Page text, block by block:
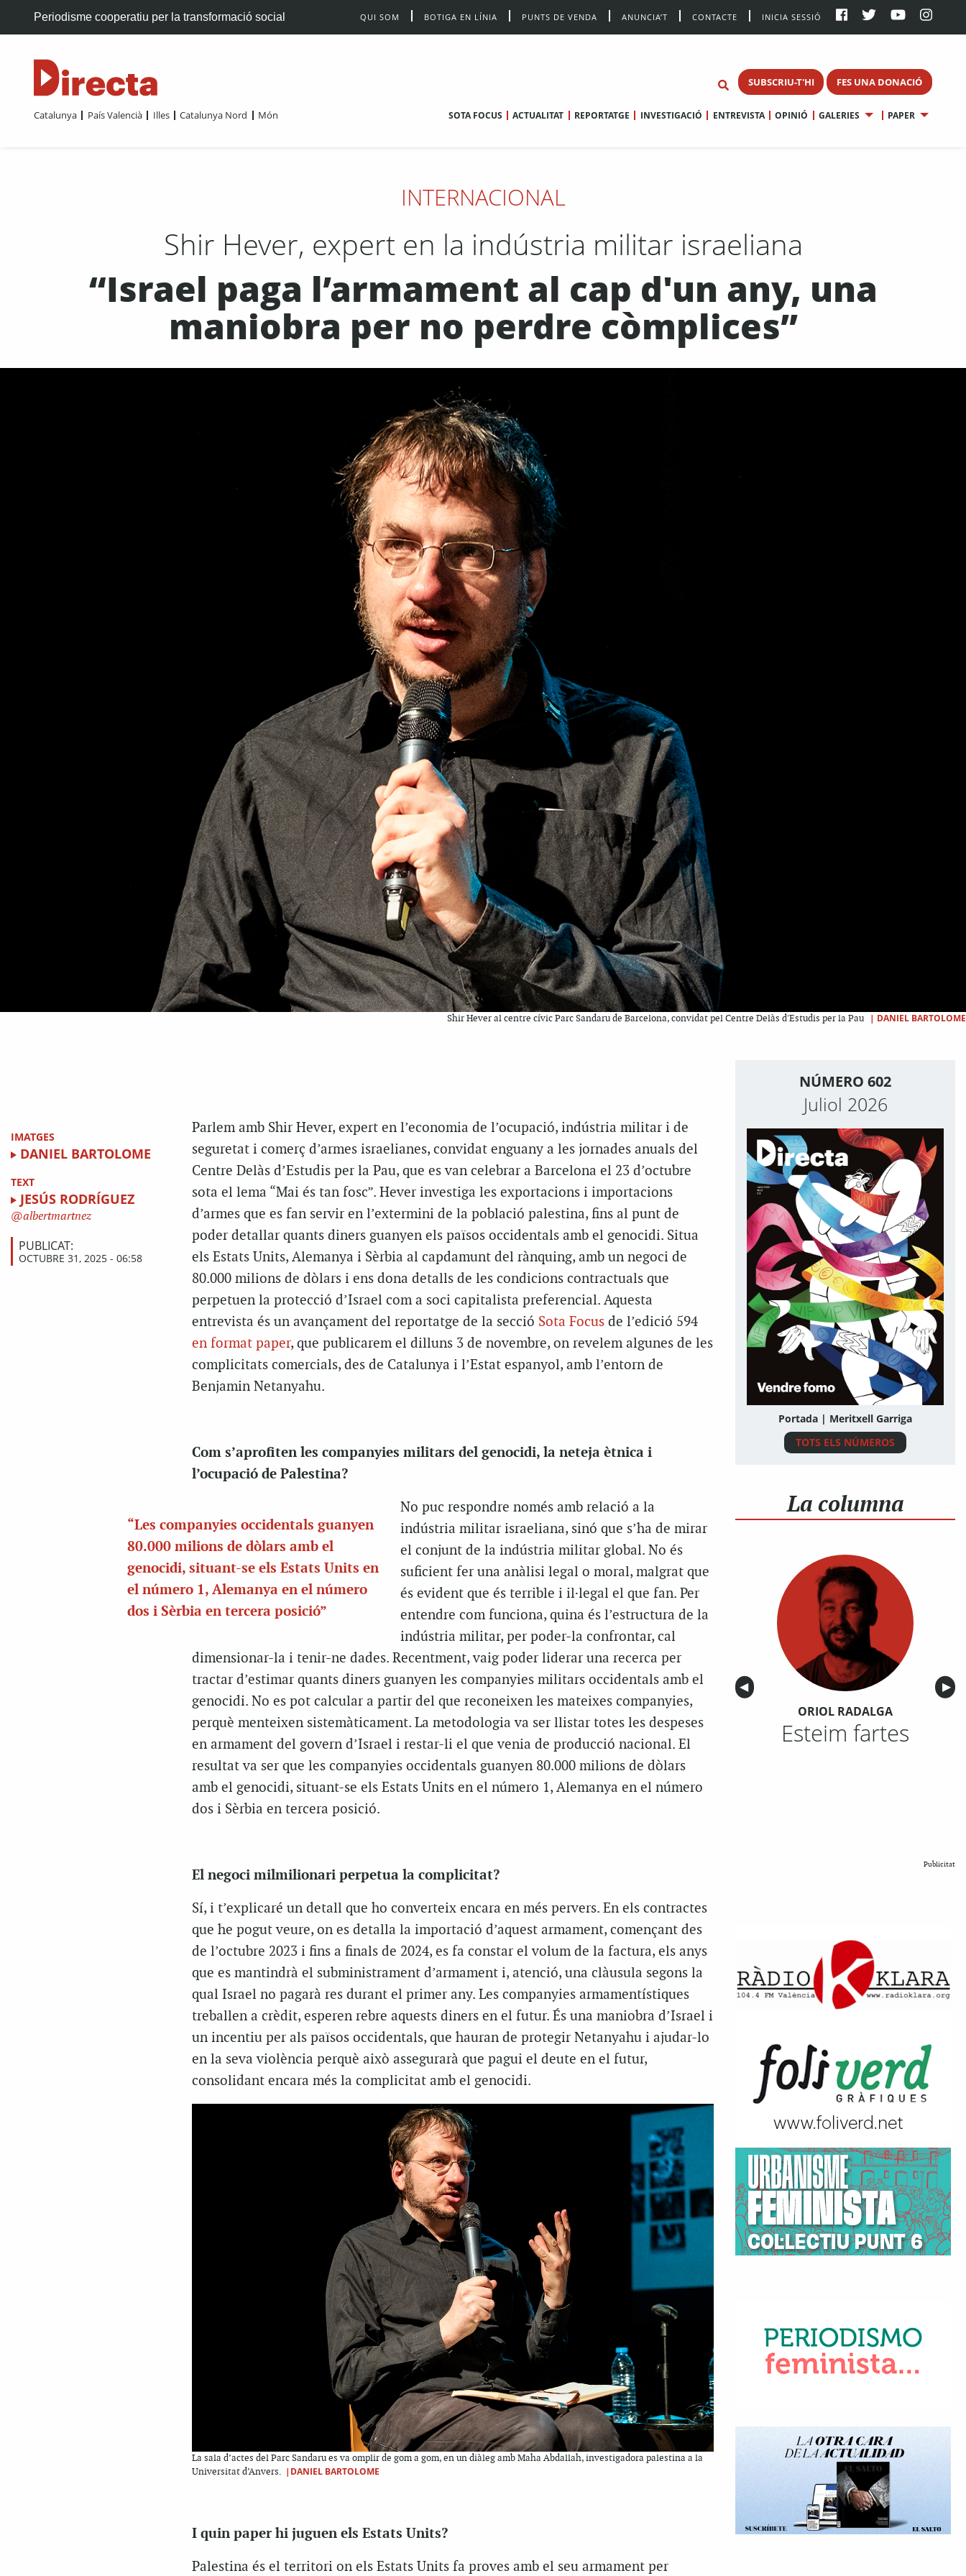
Periodisme cooperatiu per la transformació social QUI SOM BOTIGA EN LÍNIA PUNTS DE VENDA ANUNCIA’T CONTACTE INICIA SESSIÓ
SUBSCRIU-T'HI FES UNA DONACIÓ
Catalunya País Valencià Illes Catalunya Nord Món SOTA FOCUS ACTUALITAT REPORTATGE INVESTIGACIÓ ENTREVISTA OPINIÓ GALERIES PAPER
INTERNACIONAL
Shir Hever, expert en la indústria militar israeliana
“Israel paga l’armament al cap d'un any, una
maniobra per no perdre còmplices”
Shir Hever al centre cívic Parc Sandaru de Barcelona, convidat pel Centre Delàs d'Estudis per la Pau | DANIEL BARTOLOME
IMATGES
DANIEL BARTOLOME
TEXT
JESÚS RODRÍGUEZ
albertmartnez
PUBLICAT:
OCTUBRE 31, 2025 - 06:58
Parlem amb Shir Hever, expert en l’economia de l’ocupació, indústria militar i de
seguretat i comerç d’armes israelianes, convidat enguany a les jornades anuals del
Centre Delàs d’Estudis per la Pau, que es van celebrar a Barcelona el 23 d’octubre
sota el lema “Mai és tan fosc”. Hever investiga les exportacions i importacions
d’armes que es fan servir en l’extermini de la població palestina, fins al punt de
poder detallar quants diners guanyen els països occidentals amb el genocidi. Situa
els Estats Units, Alemanya i Sèrbia al capdamunt del rànquing, amb un negoci de
80.000 milions de dòlars i ens dona detalls de les condicions contractuals que
perpetuen la protecció d’Israel com a soci capitalista preferencial. Aquesta
entrevista és un avançament del reportatge de la secció Sota Focus de l’edició 594
en format paper, que publicarem el dilluns 3 de novembre, on revelem algunes de les
complicitats comercials, des de Catalunya i l’Estat espanyol, amb l’entorn de
Benjamin Netanyahu.
Com s’aprofiten les companyies militars del genocidi, la neteja ètnica i
l’ocupació de Palestina?
“Les companyies occidentals guanyen
80.000 milions de dòlars amb el
genocidi, situant-se els Estats Units en
el número 1, Alemanya en el número
dos i Sèrbia en tercera posició”
No puc respondre només amb relació a la
indústria militar israeliana, sinó que s’ha de mirar
el conjunt de la indústria militar global. No és
suficient fer una anàlisi legal o moral, malgrat que
és evident que és terrible i il·legal el que fan. Per
entendre com funciona, quina és l’estructura de la
indústria militar, per poder-la confrontar, cal
dimensionar-la i tenir-ne dades. Recentment, vaig poder liderar una recerca per
tractar d’estimar quants diners guanyen les companyies militars occidentals amb el
genocidi. No es pot calcular a partir del que reconeixen les mateixes companyies,
perquè menteixen sistemàticament. La metodologia va ser llistar totes les despeses
en armament del govern d’Israel i restar-li el que venia de producció nacional. El
resultat va ser que les companyies occidentals guanyen 80.000 milions de dòlars
amb el genocidi, situant-se els Estats Units en el número 1, Alemanya en el número
dos i Sèrbia en tercera posició.
El negoci milmilionari perpetua la complicitat?
Sí, i t’explicaré un detall que ho converteix encara en més pervers. En els contractes
que he pogut veure, on es detalla la importació d’aquest armament, començant des
de l’octubre 2023 i fins a finals de 2024, es fa constar el volum de la factura, els anys
que es mantindrà el subministrament d’armament i, atenció, una clàusula segons la
qual Israel no pagarà res durant el primer any. Les companyies armamentístiques
treballen a crèdit, esperen rebre aquests diners en el futur. És una maniobra d’Israel i
un incentiu per als països occidentals, que hauran de protegir Netanyahu i ajudar-lo
en la seva violència perquè això assegurarà que pagui el deute en el futur,
consolidant encara més la complicitat amb el genocidi.
La sala d’actes del Parc Sandaru es va omplir de gom a gom, en un diàleg amb Maha Abdallah, investigadora palestina a la
Universitat d’Anvers. |DANIEL BARTOLOME
I quin paper hi juguen els Estats Units?
Palestina és el territori on els Estats Units fa proves amb el seu armament per
NÚMERO 602
Juliol 2026
Portada | Meritxell Garriga
TOTS ELS NÚMEROS
La columna
Anterior
◀︎ ▶︎
ORIOL RADALGA
Esteim fartes
Publicitat